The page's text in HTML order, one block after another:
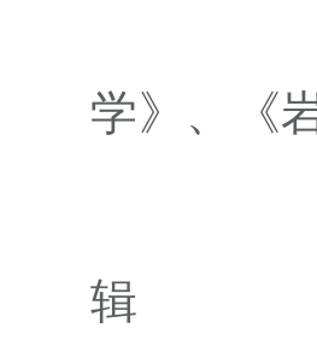
学》、《
辑